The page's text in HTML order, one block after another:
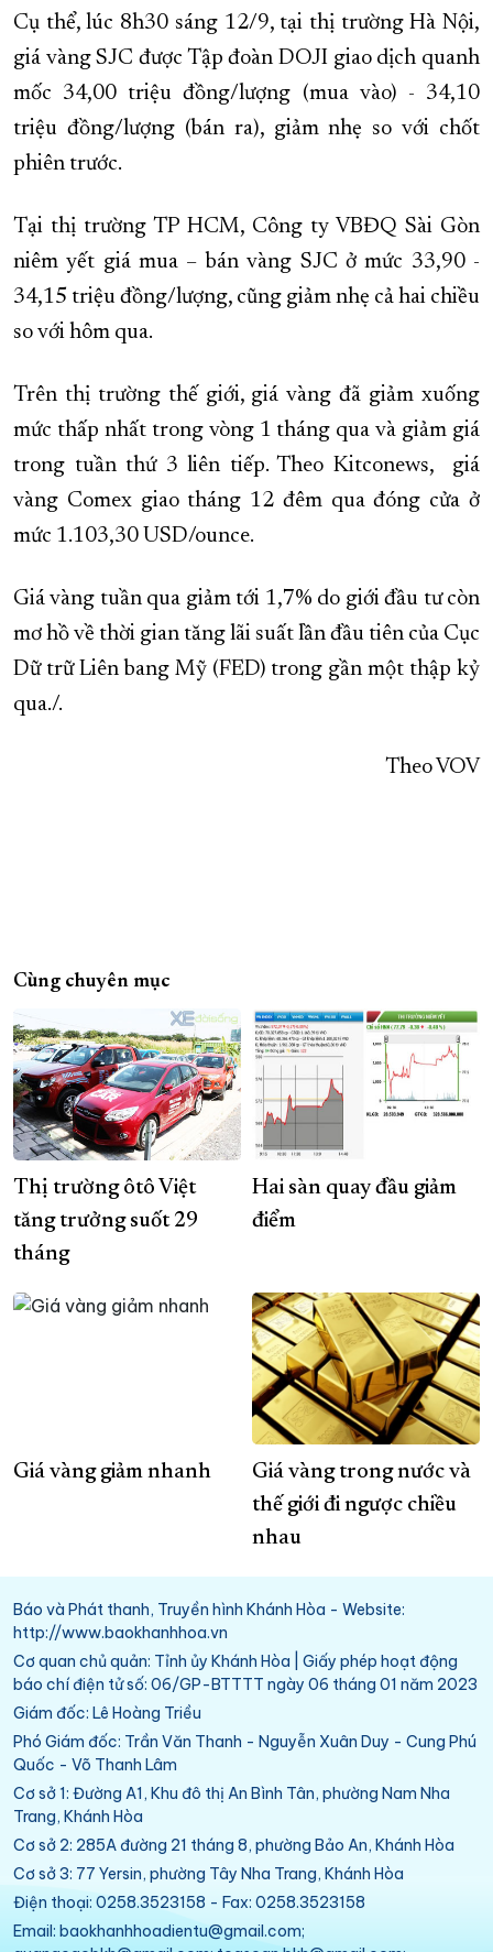
Cụ thể, lúc 8h30 sáng 12/9, tại thị trường Hà Nội,
giá vàng SJC được Tập đoàn DOJI giao dịch quanh
mốc 34,00 triệu đồng/lượng (mua vào) - 34,10
triệu đồng/lượng (bán ra), giảm nhẹ so với chốt
phiên trước.
Tại thị trường TP HCM, Công ty VBĐQ Sài Gòn
niêm yết giá mua – bán vàng SJC ở mức 33,90 -
34,15 triệu đồng/lượng, cũng giảm nhẹ cả hai chiều
so với hôm qua.
Trên thị trường thế giới, giá vàng đã giảm xuống
mức thấp nhất trong vòng 1 tháng qua và giảm giá
trong tuần thứ 3 liên tiếp. Theo Kitconews, giá
vàng Comex giao tháng 12 đêm qua đóng cửa ở
mức 1.103,30 USD/ounce.
Giá vàng tuần qua giảm tới 1,7% do giới đầu tư còn
mơ hồ về thời gian tăng lãi suất lần đầu tiên của Cục
Dữ trữ Liên bang Mỹ (FED) trong gần một thập kỷ
qua./.
Theo VOV
Cùng chuyên mục
Thị trường ôtô Việt
tăng trưởng suốt 29
tháng
Hai sàn quay đầu giảm
điểm
Giá vàng giảm nhanh
Giá vàng trong nước và
thế giới đi ngược chiều
nhau
Báo và Phát thanh, Truyền hình Khánh Hòa - Website:
http://www.baokhanhhoa.vn
Cơ quan chủ quản: Tỉnh ủy Khánh Hòa | Giấy phép hoạt động
báo chí điện tử số: 06/GP-BTTTT ngày 06 tháng 01 năm 2023
Giám đốc: Lê Hoàng Triều
Phó Giám đốc: Trần Văn Thanh - Nguyễn Xuân Duy - Cung Phú
Quốc - Võ Thanh Lâm
Cơ sở 1: Đường A1, Khu đô thị An Bình Tân, phường Nam Nha
Trang, Khánh Hòa
Cơ sở 2: 285A đường 21 tháng 8, phường Bảo An, Khánh Hòa
Cơ sở 3: 77 Yersin, phường Tây Nha Trang, Khánh Hòa
Điện thoại: 0258.3523158 - Fax: 0258.3523158
Email: baokhanhhoadientu@gmail.com;